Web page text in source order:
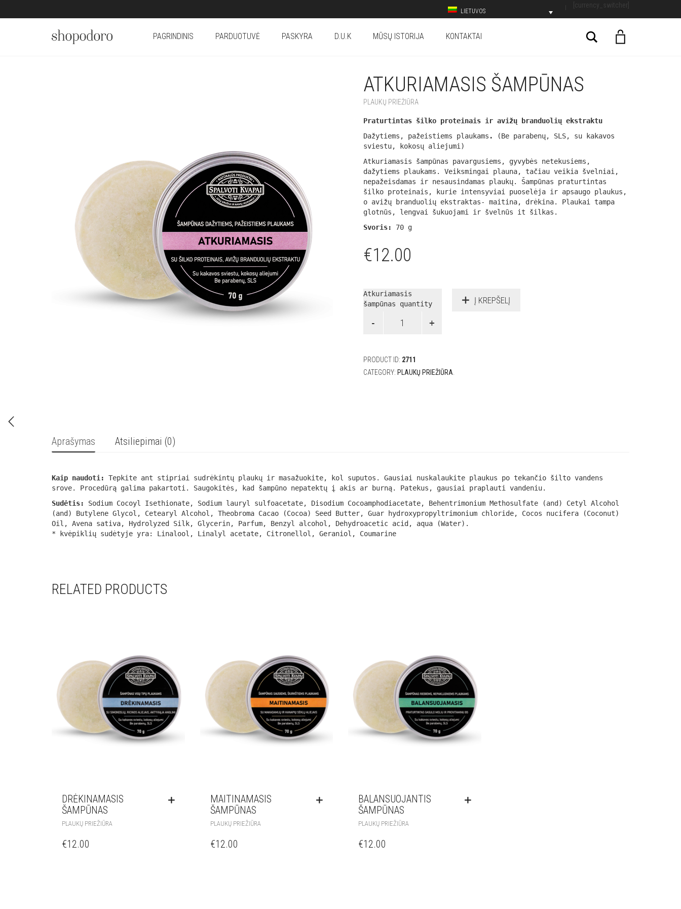
LIETUVOS
[currency_switcher]
PAGRINDINIS PARDUOTUVĖ PASKYRA D.U.K MŪSŲ ISTORIJA KONTAKTAI Search
ATKURIAMASIS ŠAMPŪNAS
PLAUKŲ PRIEŽIŪRA
Praturtintas šilko proteinais ir avižų branduolių ekstraktu
Dažytiems, pažeistiems plaukams .
(Be parabenų, SLS, su kakavos
sviestu, kokosų aliejumi)
Atkuriamasis šampūnas pavargusiems, gyvybės netekusiems,
dažytiems plaukams. Veiksmingai plauna, tačiau veikia švelniai,
nepažeisdamas ir nesausindamas plaukų. Šampūnas praturtintas
šilko proteinais, kurie intensyviai puoselėja ir apsaugo plaukus,
o avižų branduolių ekstraktas- maitina, drėkina. Plaukai tampa
glotnūs, lengvai šukuojami ir švelnūs it šilkas.
Svoris:
70 g
€12.00
Atkuriamasis
šampūnas quantity
Į KREPŠELĮ
PRODUCT ID: 2711
CATEGORY: PLAUKŲ PRIEŽIŪRA
Aprašymas Atsiliepimai (0)
Kaip naudoti:
Tepkite ant stipriai sudrėkintų plaukų ir masažuokite, kol suputos. Gausiai nuskalaukite plaukus po tekančio šilto vandens
srove. Procedūrą galima pakartoti. Saugokitės, kad šampūno nepatektų į akis ar burną. Patekus, gausiai praplauti vandeniu.
Sudėtis:
Sodium Cocoyl Isethionate, Sodium lauryl sulfoacetate, Disodium Cocoamphodiacetate, Behentrimonium Methosulfate (and) Cetyl Alcohol
(and) Butylene Glycol, Cetearyl Alcohol, Theobroma Cacao (Cocoa) Seed Butter, Guar hydroxypropyltrimonium chloride, Cocos nucifera (Coconut)
Oil, Avena sativa, Hydrolyzed Silk, Glycerin, Parfum, Benzyl alcohol, Dehydroacetic acid, aqua (Water).
* kvėpiklių sudėtyje yra: Linalool, Linalyl acetate, Citronellol, Geraniol, Coumarine
RELATED PRODUCTS
DRĖKINAMASIS
ŠAMPŪNAS
PLAUKŲ PRIEŽIŪRA
€12.00
MAITINAMASIS
ŠAMPŪNAS
PLAUKŲ PRIEŽIŪRA
€12.00
BALANSUOJANTIS
ŠAMPŪNAS
PLAUKŲ PRIEŽIŪRA
€12.00